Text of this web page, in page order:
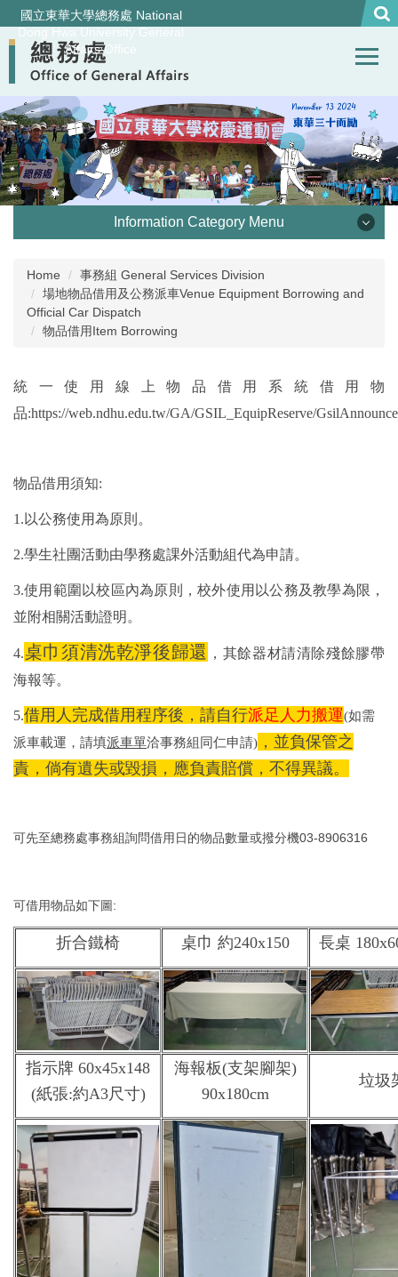
Jump
to
the
main
content
block
國立東華大學總務處 National
Dong Hwa University General
Affairs Office
Information Category Menu
處本部 Office of General Affairs
事務組 General Services Division
環保組Environmental Protection Division
出納組Cashier Division
文書組Documentation Division
總務處表單下載 Office of General Affairs Form
Home
事務組 General Services Division
場地物品借用及公務派車Venue Equipment Borrowing and
Official Car Dispatch
物品借用Item Borrowing
統一使用線上物品借用系統借用物
品:https://web.ndhu.edu.tw/GA/GSIL_EquipReserve/
物品借用須知:
1.以公務使用為原則。
2.學生社團活動由學務處課外活動組代為申請。
3.使用範圍以校區內為原則，校外使用以公務及教學為限，
並附相關活動證明。
4.桌巾須清洗乾淨後歸還 ，其餘器材請清除殘餘膠帶
海報等。
5.借用人完成借用程序後，請自行派足人力搬運(如需
派車載運，請填派車單洽事務組同仁申請) ，並負保管之
責，倘有遺失或毀損，應負責賠償，不得異議。
可先至總務處事務組詢問借用日的物品數量或撥分機03-8906316
可借用物品如下圖:
折合鐵椅 桌巾 約240x150 長桌
指示牌 60x45x148
(紙張:約A3尺寸)
海報板(支架腳架)
90x180cm
垃圾